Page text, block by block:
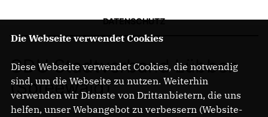
DATENSCHUTZ
CDU Stadtverband Lübben
(Spreewald)
Die Webseite verwendet Cookies
Diese Webseite verwendet Cookies, die notwendig
sind, um die Webseite zu nutzen. Weiterhin
verwenden wir Dienste von Drittanbietern, die uns
helfen, unser Webangebot zu verbessern (Website-